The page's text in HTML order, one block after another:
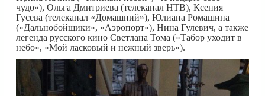
чудо»), Ольга Дмитриева (телеканал НТВ), Ксения
Гусева (телеканал «Домашний»), Юлиана Ромашина
(«Дальнобойщики», «Аэропорт»), Нина Гулевич, а также
легенда русского кино Светлана Тома («Табор уходит в
небо», «Мой ласковый и нежный зверь»).